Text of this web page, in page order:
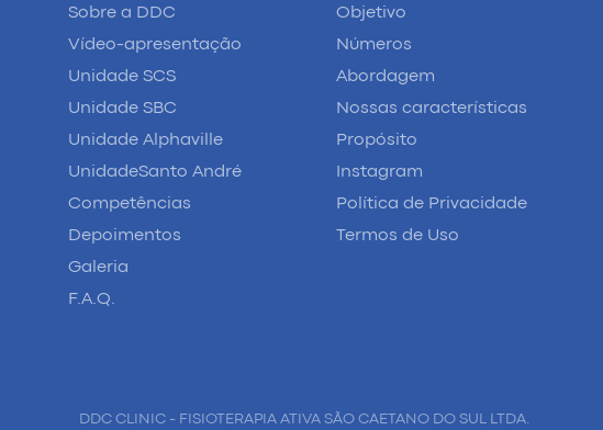
Sobre a DDC
Vídeo-apresentação
Unidade SCS
Unidade SBC
Unidade Alphaville
UnidadeSanto André
Competências
Depoimentos
Galeria
F.A.Q.
Objetivo
Números
Abordagem
Nossas características
Propósito
Instagram
Política de Privacidade
Termos de Uso
DDC CLINIC - FISIOTERAPIA ATIVA SÃO CAETANO DO SUL LTDA.